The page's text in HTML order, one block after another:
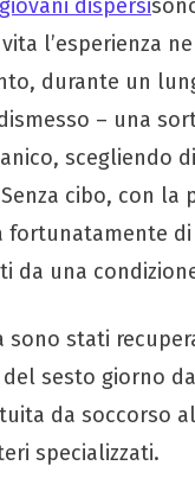
dispersi
l’esperienza
durante un
– una
scegliendo
cibo, con
fortunatamente
da una
sono stati
del sesto giorno
da soccorso
specializzati.